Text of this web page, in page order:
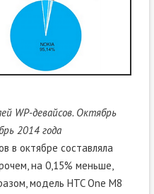
WP-девайсов. Октябрь
2014 года
в октябре составляла
на 0,15% меньше,
модель HTC One M8